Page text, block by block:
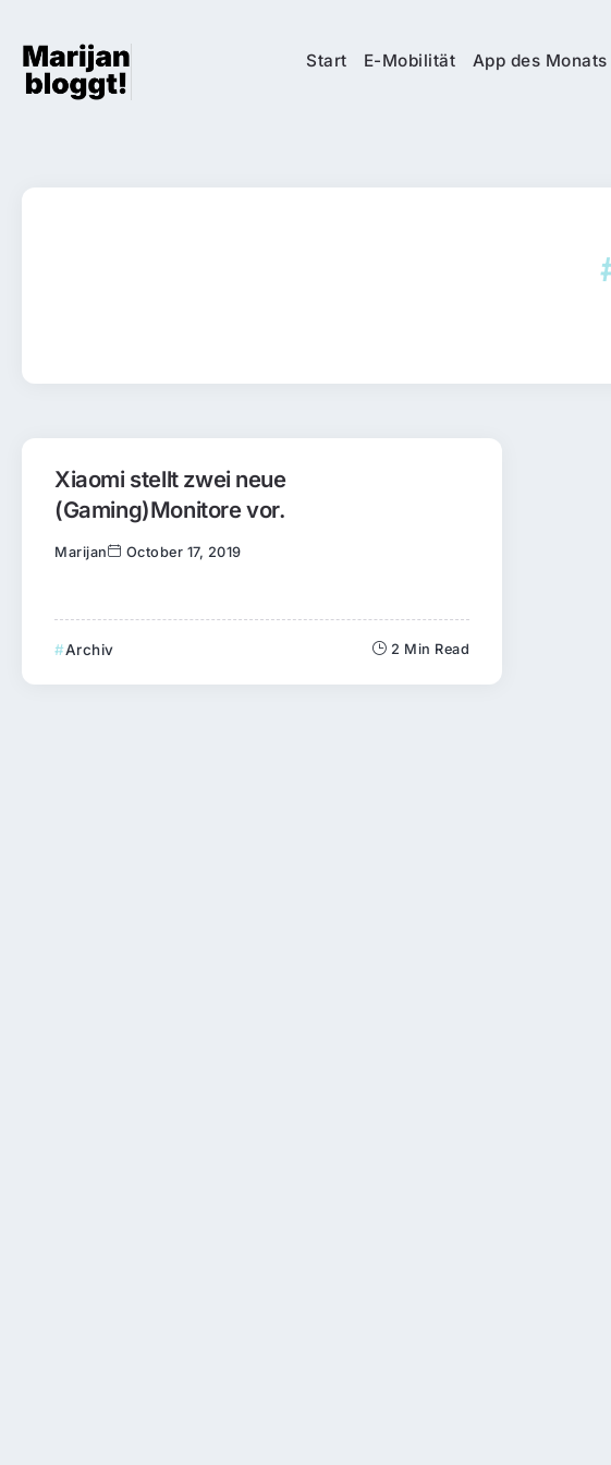
Start E-Mobilität App des Monats
Xiaomi stellt zwei neue
(Gaming)Monitore vor.
Marijan October 17, 2019
Archiv 2 Min Read